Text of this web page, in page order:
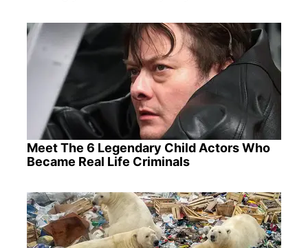
Meet The 6 Legendary Child Actors Who
Became Real Life Criminals